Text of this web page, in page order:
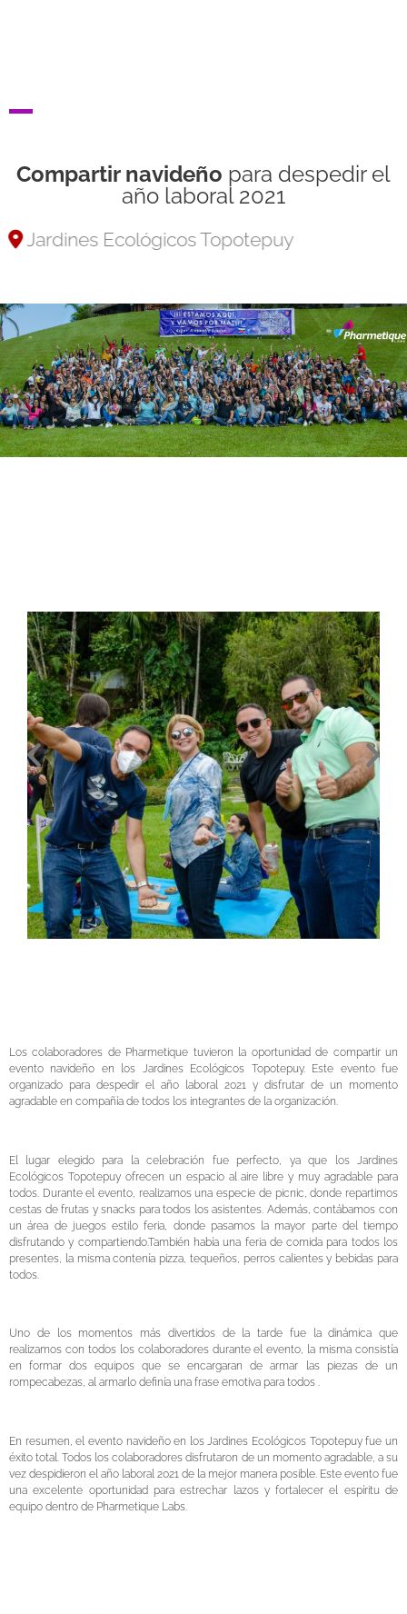
Compartir navideño para despedir el
año laboral 2021
Jardines Ecológicos Topotepuy
Los colaboradores de Pharmetique tuvieron
la oportunidad de compartir un
evento navideño en los Jardines Ecológicos Topotepuy. Este evento fue
organizado para despedir el año laboral 2021 y disfrutar de un momento
agradable en compañía de todos los integrantes de la organización.
El lugar elegido para la celebración fue perfecto, ya que los Jardines
Ecológicos Topotepuy ofrecen un espacio al aire libre y muy agradable para
todos. Durante el evento, realizamos una especie de picnic, donde repartimos
cestas de frutas y snacks para todos los asistentes. Además, contábamos con
un área de juegos estilo feria, donde pasamos la mayor parte del tiempo
disfrutando y compartiendo.También había una feria de comida para todos los
presentes, la misma contenía pizza, tequeños, perros calientes y bebidas para
todos.
Uno de los momentos más divertidos de la tarde fue la dinámica que
realizamos con todos los colaboradores durante el evento, la misma consistía
en formar dos equipos que se encargaran de armar
las piezas de un
rompecabezas, al armarlo definía una frase emotiva para todos .
En resumen, el evento navideño en los Jardines Ecológicos Topotepuy fue un
éxito total. Todos los colaboradores disfrutaron de un momento agradable, a su
vez despidieron el año laboral 2021 de la mejor manera posible. Este evento fue
una excelente oportunidad para estrechar lazos y fortalecer el espíritu de
equipo dentro de Pharmetique Labs.